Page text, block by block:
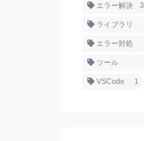
エラー解決 3
ライブラリ
エラー対処
ツール
VSCode 1